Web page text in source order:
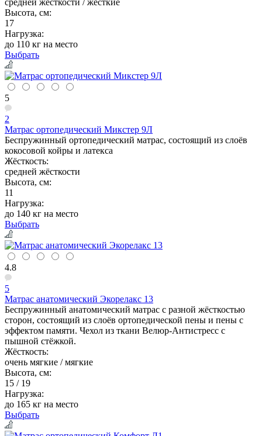
Высота, см:
17
Нагрузка:
до 110 кг на место
Выбрать
5
2
Матрас ортопедический Микстер 9Л
Беспружинный ортопедический матрас, состоящий из слоёв
кокосовой койры и латекса
Жёсткость:
средней жёсткости
Высота, см:
11
Нагрузка:
до 140 кг на место
Выбрать
4.8
5
Матрас анатомический Экорелакс 13
Беспружинный анатомический матрас с разной жёсткостью
сторон, состоящий из слоёв ортопедической пены и пены с
эффектом памяти. Чехол из ткани Велюр-Антистресс с
пышной стёжкой.
Жёсткость:
очень мягкие / мягкие
Высота, см:
15 / 19
Нагрузка:
до 165 кг на место
Выбрать